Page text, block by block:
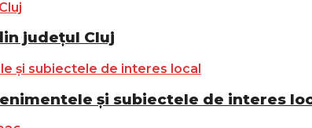
județul Cluj
și subiectele de interes